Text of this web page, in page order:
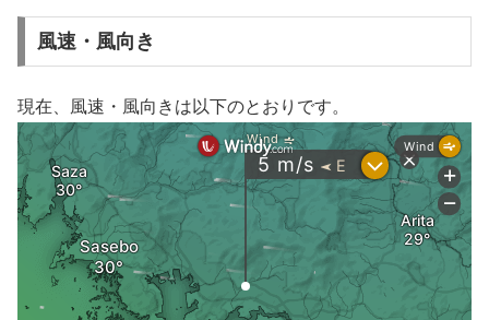
風速・風向き
現在、風速・風向きは以下のとおりです。